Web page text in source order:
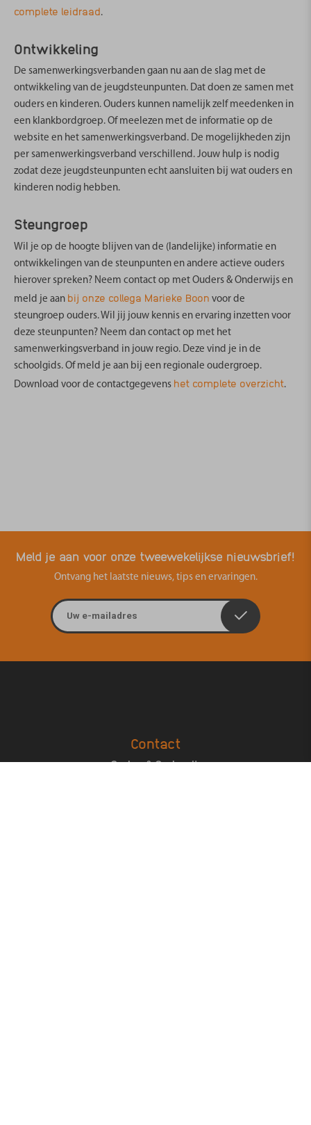
complete leidraad.
Ontwikkeling
De samenwerkingsverbanden gaan nu aan de slag met de
ontwikkeling van de jeugdsteunpunten. Dat doen ze samen met
ouders en kinderen. Ouders kunnen namelijk zelf meedenken in
een klankbordgroep. Of meelezen met de informatie op de
website en het samenwerkingsverband. De mogelijkheden zijn
per samenwerkingsverband verschillend. Jouw hulp is nodig
zodat deze jeugdsteunpunten echt aansluiten bij wat ouders en
kinderen nodig hebben.
Steungroep
Wil je op de hoogte blijven van de (landelijke) informatie en
ontwikkelingen van de steunpunten en andere actieve ouders
hierover spreken? Neem contact op met Ouders & Onderwijs en
meld je aan bij onze collega Marieke Boon voor de
steungroep ouders. Wil jij jouw kennis en ervaring inzetten voor
deze steunpunten? Neem dan contact op met het
samenwerkingsverband in jouw regio. Deze vind je in de
schoolgids. Of meld je aan bij een regionale oudergroep.
Download voor de contactgegevens het complete overzicht.
Meld je aan voor onze tweewekelijkse nieuwsbrief!
Ontvang het laatste nieuws, tips en ervaringen.
E-mailadres
Contact